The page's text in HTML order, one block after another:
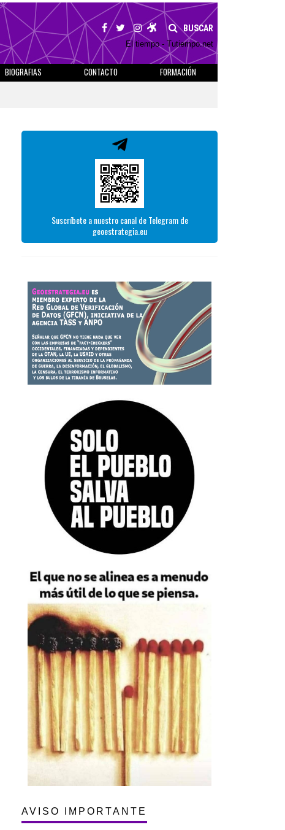
BUSCAR
El tiempo - Tutiempo.net
BIOGRAFIAS CONTACTO
FORMACIÓN
Suscríbete a nuestro canal de Telegram de
geoestrategia.eu
AVISO IMPORTANTE